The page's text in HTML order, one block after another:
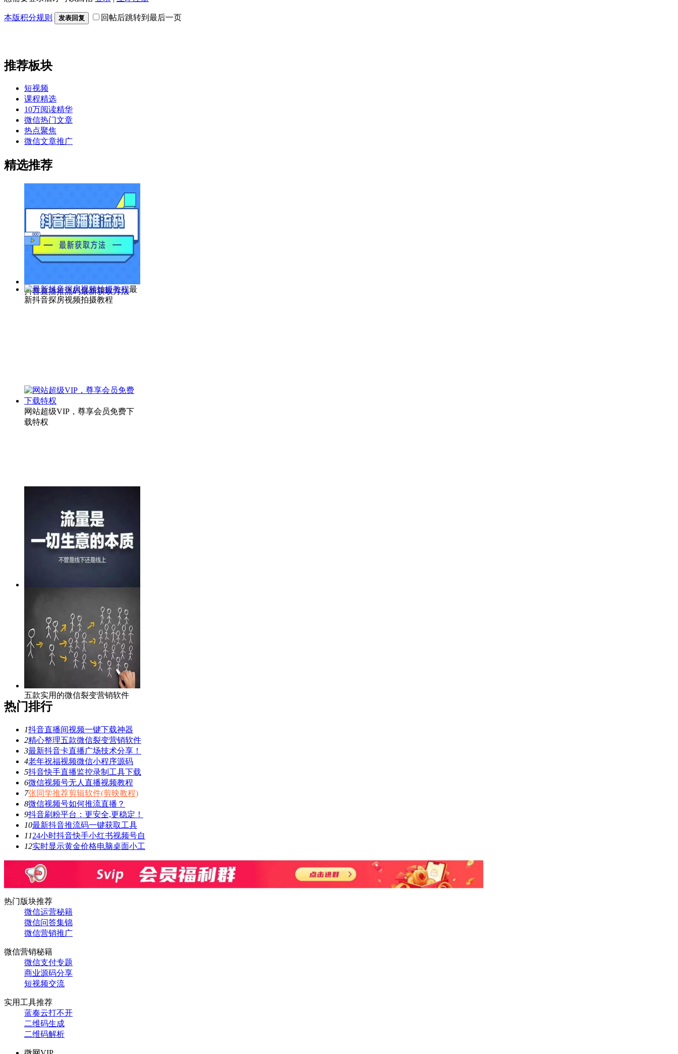
本版积分规则 发表回复 回帖后跳转到最后一页
推荐板块
短视频
课程精选
10万阅读精华
微信热门文章
热点聚焦
微信文章推广
精选推荐
抖音直播推流码最新获取方法最
新抖音探房视频拍摄教程
网站超级VIP，尊享会员免费下
载特权
五款实用的微信裂变营销软件
热门排行
1抖音直播间视频一键下载神器
2精心整理五款微信裂变营销软件
3最新抖音卡直播广场技术分享！
4老年祝福视频微信小程序源码
5抖音快手直播监控录制工具下载
6微信视频号无人直播视频教程
7张同学推荐剪辑软件(剪映教程)
8微信视频号如何推流直播？
9抖音刷粉平台：更安全,更稳定！
10最新抖音推流码一键获取工具
1124小时抖音快手小红书视频号自
12实时显示黄金价格电脑桌面小工
热门版块推荐
微信运营秘籍
微信问答集锦
微信营销推广
微信营销秘籍
微信支付专题
商业源码分享
短视频交流
实用工具推荐
蓝奏云打不开
二维码生成
二维码解析